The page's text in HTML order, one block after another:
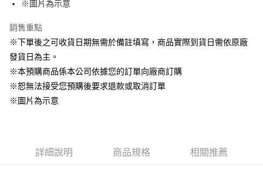
預購訂單-宅配專用(🔺不同預購月份建議分開結帳，避免整筆訂單等
每筆NT$100，滿NT$1,300(含以上)免運費
預購訂單-離島宅配專用-(澎湖/金門/馬祖)(🔺不同預購月份建議分開
結帳，避免整筆訂單等超久)
每筆NT$220
※圖片為示意
銷售重點
※下單後之可收貨日期無需於備註填寫，商品實際到貨日需依原廠
發貨日為主。
※本預購商品係本公司依據您的訂單向廠商訂購
※恕無法接受您預購後要求退款或取消訂單
※圖片為示意
詳細說明 商品規格 相關推薦